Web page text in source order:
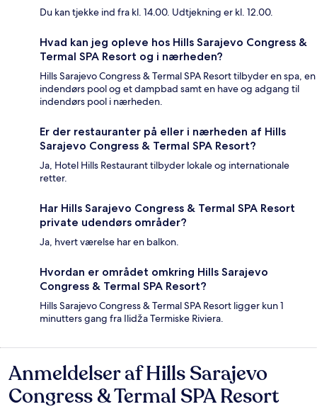
Du kan tjekke ind fra kl. 14.00. Udtjekning er kl. 12.00.
Hvad kan jeg opleve hos Hills Sarajevo Congress &
Termal SPA Resort og i nærheden?
Hills Sarajevo Congress & Termal SPA Resort tilbyder en spa, en
indendørs pool og et dampbad samt en have og adgang til
indendørs pool i nærheden.
Er der restauranter på eller i nærheden af Hills
Sarajevo Congress & Termal SPA Resort?
Ja, Hotel Hills Restaurant tilbyder lokale og internationale
retter.
Har Hills Sarajevo Congress & Termal SPA Resort
private udendørs områder?
Ja, hvert værelse har en balkon.
Hvordan er området omkring Hills Sarajevo
Congress & Termal SPA Resort?
Hills Sarajevo Congress & Termal SPA Resort ligger kun 1
minutters gang fra Ilidža Termiske Riviera.
Anmeldelser
Anmeldelser af Hills Sarajevo
Congress & Termal SPA Resort